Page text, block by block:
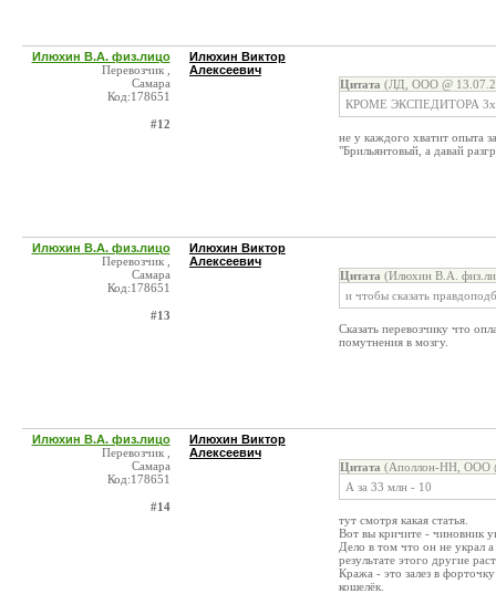
Илюхин В.А. физ.лицо
Перевозчик ,
Самара
Код:178651
#12
Илюхин Виктор
Алексеевич
Цитата (ЛД, ООО @
КРОМЕ ЭКСПЕДИТОРА
не у каждого хватит опыта
"Брильянтовый, а давай
Илюхин В.А. физ.лицо
Перевозчик ,
Самара
Код:178651
#13
Илюхин Виктор
Алексеевич
Цитата (Илюхин В.А.
и чтобы сказать
Сказать перевозчику что
помутнения в мозгу.
Илюхин В.А. физ.лицо
Перевозчик ,
Самара
Код:178651
#14
Илюхин Виктор
Алексеевич
Цитата (Аполлон-НН, ООО
А за 33 млн - 10
тут смотря какая статья.
Вот вы кричите - чиновник
Дело в том что он не украл
результате этого другие
Кража - это залез в
кошелёк.